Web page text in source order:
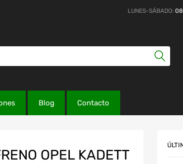
LUNES-SÁBADO:
Blog Contacto
OPEL KADETT